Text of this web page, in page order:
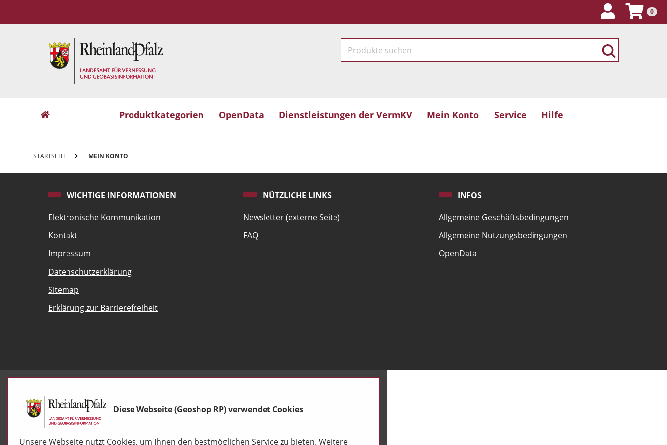
0
Navigation
Produktkategorien OpenData Dienstleistungen der VermKV Mein Konto Service Hilfe
STARTSEITE GEOSHOPRP
/MEIN KONTO
WICHTIGE INFORMATIONEN
Elektronische Kommunikation
Kontakt
Impressum
Datenschutzerklärung
Sitemap
Erklärung zur Barrierefreiheit
NÜTZLICHE LINKS
Newsletter (externe Seite)
FAQ
INFOS
Allgemeine Geschäftsbedingungen
Allgemeine Nutzungsbedingungen
OpenData
Diese Webseite (Geoshop RP) verwendet Cookies
Unsere Webseite nutzt Cookies, um Ihnen den bestmöglichen Service zu bieten. Weitere